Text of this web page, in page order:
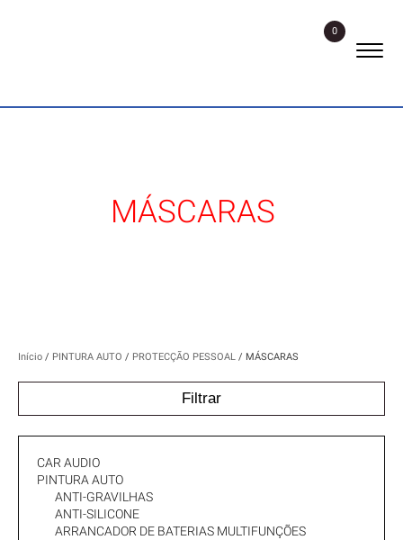
0
MÁSCARAS
Início / PINTURA AUTO / PROTECÇÃO PESSOAL / MÁSCARAS
Filtrar
CAR AUDIO
PINTURA AUTO
ANTI-GRAVILHAS
ANTI-SILICONE
ARRANCADOR DE BATERIAS MULTIFUNÇÕES